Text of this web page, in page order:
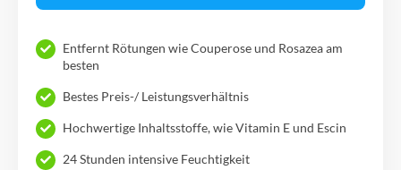
Entfernt Rötungen wie Couperose und Rosazea am
besten
Bestes Preis-/ Leistungsverhältnis
Hochwertige Inhaltsstoffe, wie Vitamin E und Escin
24 Stunden intensive Feuchtigkeit